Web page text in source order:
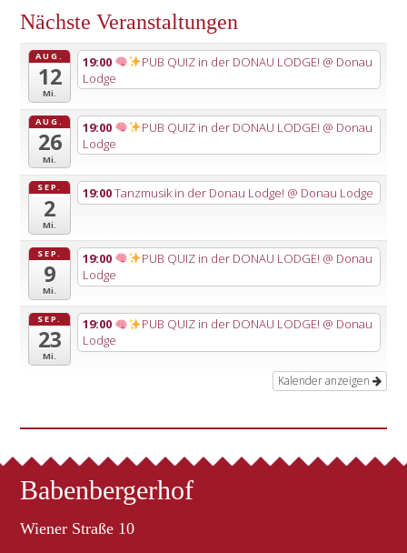
Nächste Veranstaltungen
AUG.
12
Mi.
19:00 PUB QUIZ in der DONAU LODGE! @ Donau
Lodge
AUG.
26
Mi.
19:00 PUB QUIZ in der DONAU LODGE! @ Donau
Lodge
SEP.
2
Mi.
19:00Tanzmusik in der Donau Lodge! @ Donau Lodge
SEP.
9
Mi.
19:00 PUB QUIZ in der DONAU LODGE! @ Donau
Lodge
SEP.
23
Mi.
19:00 PUB QUIZ in der DONAU LODGE! @ Donau
Lodge
Kalender anzeigen
Babenbergerhof
Wiener Straße 10